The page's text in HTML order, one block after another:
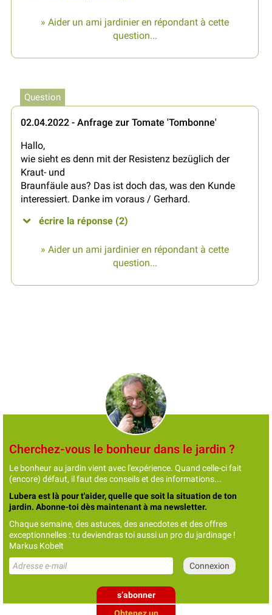
» Aider un ami jardinier en répondant à cette
question...
Question
02.04.2022 - Anfrage zur Tomate 'Tombonne'
Hallo,
wie sieht es denn mit der Resistenz bezüglich der
Kraut- und
Braunfäule aus? Das ist doch das, was den Kunde
interessiert. Danke im voraus / Gerhard.
écrire la réponse (2)
» Aider un ami jardinier en répondant à cette
question...
Cherchez-vous le bonheur dans le jardin ?
Le bonheur au jardin vient avec l'expérience. Quand celle-ci fait
(encore) défaut, il faut des conseils et des informations...
Lubera est là pour t'aider, quelle que soit la situation de ton
jardin. Abonne-toi dès maintenant à ma newsletter.
Chaque semaine, des astuces, des anecdotes et des offres
exceptionnelles : tu deviendras toi aussi un pro du jardinage !
Markus Kobelt
s’abonner